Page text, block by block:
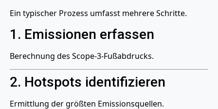
Ein typischer Prozess umfasst mehrere Schritte.
1. Emissionen erfassen
Berechnung des Scope-3-Fußabdrucks.
2. Hotspots identifizieren
Ermittlung der größten Emissionsquellen.